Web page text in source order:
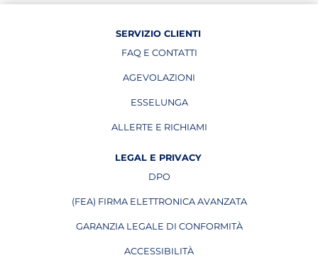
SERVIZIO CLIENTI
FAQ E CONTATTI
AGEVOLAZIONI
ESSELUNGA
APRE IN UNA NUOVA PAGINA
ALLERTE E RICHIAMI
APRE IN UNA NUOVA PAGINA
LEGAL E PRIVACY
DPO
APRE IN UNA NUOVA PAGINA
(FEA) FIRMA ELETTRONICA AVANZATA
APRE IN UNA NUOVA PAGINA
GARANZIA LEGALE DI CONFORMITÀ
ACCESSIBILITÀ